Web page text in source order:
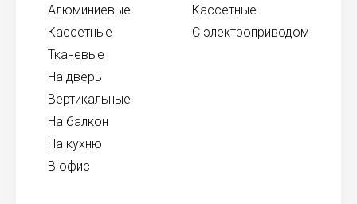
Алюминиевые
Кассетные
Тканевые
На дверь
Вертикальные
На балкон
На кухню
В офис
Кассетные
С электроприводом